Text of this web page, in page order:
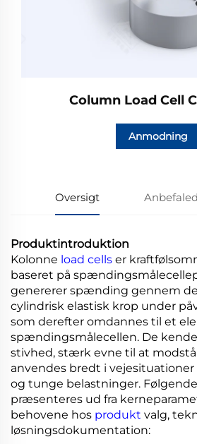
Column Load Cell
Anmodning
Oversigt
Produktintroduktion
Kolonne load cells er
baseret på
genererer spænding gennem
cylindrisk elastisk krop under
som derefter omdannes til et
spændingsmålecellen. De
stivhed, stærk evne til at
anvendes bredt i
og tunge belastninger.
præsenteres ud fra
behovene hos produkt valg,
løsningsdokumentation: